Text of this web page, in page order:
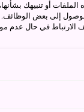
أو تنبيهك
إلى بعض
الارتباط في حال عدم